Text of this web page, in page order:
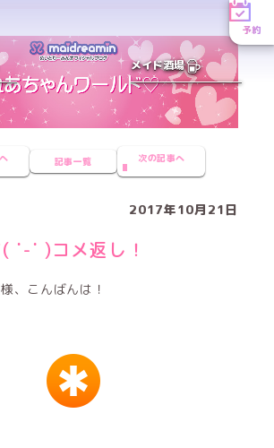
予約
メイド酒場
記事一覧 次の記事へ
2017年10月21日
˙-˙ )コメ返し！
、こんばんは！